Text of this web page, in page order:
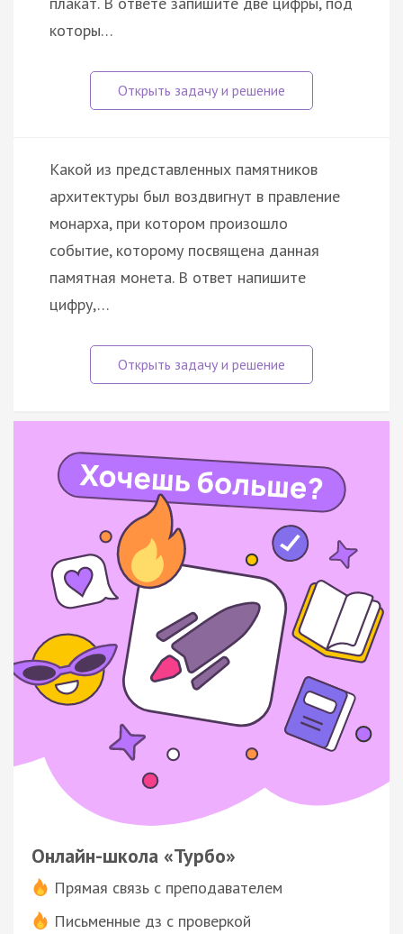
которы…
Какой из представленных памятников
архитектуры был воздвигнут в правление
монарха, при котором произошло
событие, которому посвящена данная
памятная монета. В ответ напишите
цифру,…
Онлайн-школа «Турбо»
Прямая связь с преподавателем
Письменные дз с проверкой